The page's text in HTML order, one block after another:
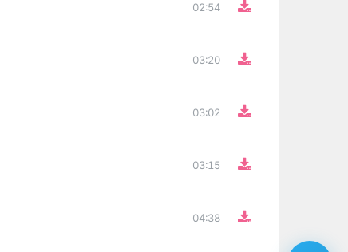
02:54
03:20
03:02
03:15
04:38